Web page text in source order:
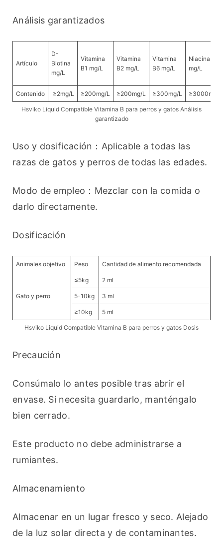
Análisis garantizados
Artículo
D-
Biotina
mg/L
Vitamina
B1 mg/L
Vitamina
B2 mg/L
Vitamina
B6 mg/L
Niacina
mg/L
Contenido ≥2mg/L ≥200mg/L ≥200mg/L ≥300mg/L ≥3000mg/L
Hsviko Liquid Compatible Vitamina B para perros y gatos Análisis
garantizado
Uso y dosificación：Aplicable a todas las
razas de gatos y perros de todas las edades.
Modo de empleo：Mezclar con la comida o
darlo directamente.
Dosificación
Animales objetivo Peso Cantidad de alimento recomendada
Gato y perro
≤5kg 2 ml
5-10kg 3 ml
≥10kg 5 ml
Hsviko Liquid Compatible Vitamina B para perros y gatos Dosis
Precaución
Consúmalo lo antes posible tras abrir el
envase. Si necesita guardarlo, manténgalo
bien cerrado.
Este producto no debe administrarse a
rumiantes.
Almacenamiento
Almacenar en un lugar fresco y seco. Alejado
de la luz solar directa y de contaminantes.